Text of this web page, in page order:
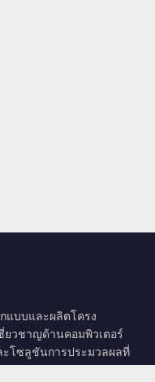
แบบและผลิตโครง
ยวชาญด้านคอมพิวเตอร์
ะโซลูชันการประมวลผลที่